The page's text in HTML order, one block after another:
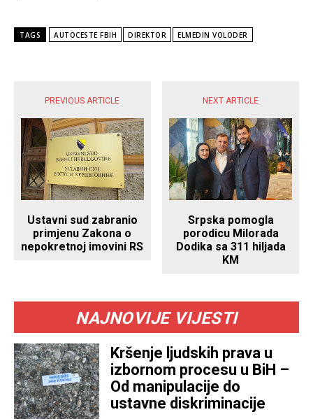
TAGS AUTOCESTЕ FBIH DIREKTOR ELMEDIN VOLODER
PREVIOUS ARTICLE
Ustavni sud zabranio
primjenu Zakona o
nepokretnoj imovini RS
NEXT ARTICLE
Srpska pomogla
porodicu Milorada
Dodika sa 311 hiljada
KM
NAJNOVIJE VIJESTI
Kršenje ljudskih prava u
izbornom procesu u BiH –
Od manipulacije do
ustavne diskriminacije